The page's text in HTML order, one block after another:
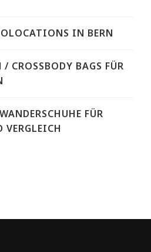
IN BERN
CROSSBODY BAGS FÜR
FÜR
VERGLEICH